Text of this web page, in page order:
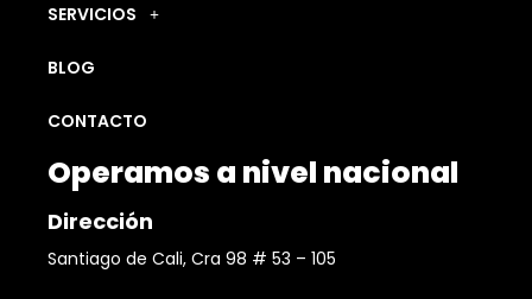
SERVICIOS
BLOG
CONTACTO
Operamos a nivel nacional
Dirección
Santiago de Cali, Cra 98 # 53 – 105